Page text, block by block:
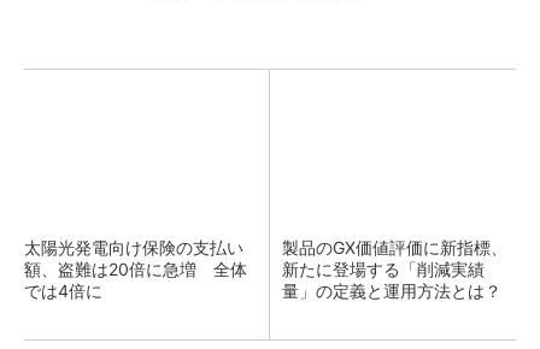
太陽光発電向け保険の支払い
額、盗難は20倍に急増 全体
では4倍に
製品のGX価値評価に新指標、
新たに登場する「削減実績
量」の定義と運用方法とは？